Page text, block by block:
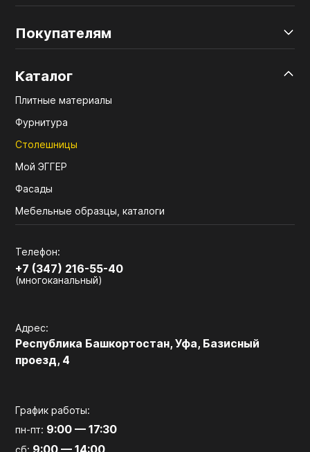
Покупателям
Каталог
Плитные материалы
Фурнитура
Столешницы
Мой ЭГГЕР
Фасады
Мебельные образцы, каталоги
Телефон:
+7 (347) 216-55-40
(многоканальный)
Адрес:
Республика Башкортостан, Уфа, Базисный
проезд, 4
График работы:
пн-пт: 9:00 — 17:30
сб: 9:00 — 14:00